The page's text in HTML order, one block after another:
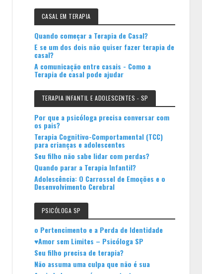
CASAL EM TERAPIA
Quando começar a Terapia de Casal?
E se um dos dois não quiser fazer terapia de
casal?
A comunicação entre casais - Como a
Terapia de casal pode ajudar
TERAPIA INFANTIL E ADOLESCENTES - SP
Por que a psicóloga precisa conversar com
os pais?
Terapia Cognitivo-Comportamental (TCC)
para crianças e adolescentes
Seu filho não sabe lidar com perdas?
Quando parar a Terapia Infantil?
Adolescência: O Carrossel de Emoções e o
Desenvolvimento Cerebral
PSICÓLOGA SP
o Pertencimento e a Perda de Identidade
♥Amor sem Limites – Psicóloga SP
Seu filho precisa de terapia?
Não assuma uma culpa que não é sua